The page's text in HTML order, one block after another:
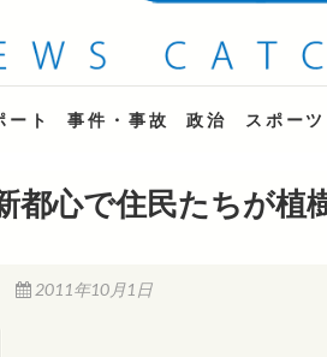
Headline
時15分放送
ート 事件・事故 政治 スポーツ
都心で住民たちが植
2011年10月1日